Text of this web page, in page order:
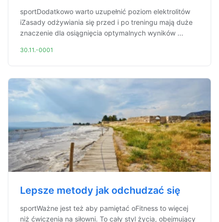
sportDodatkowo warto uzupełnić poziom elektrolitów
iZasady odżywiania się przed i po treningu mają duże
znaczenie dla osiągnięcia optymalnych wyników ...
30.11.-0001
Lepsze metody jak odchudzać się
sportWażne jest też aby pamiętać oFitness to więcej
niż ćwiczenia na siłowni. To cały styl życia, obejmujący